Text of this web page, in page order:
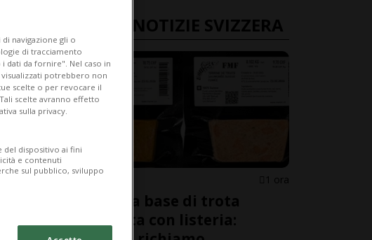
ULTIME NOTIZIE SVIZZERA
SVIZZERA 1 ora
Prodotti a base di trota
salmonata con listeria:
navigazione gli o
di tracciamento
dati da fornire". Nel caso in
potrebbero non
scelte o per revocare il
scelte avranno effetto
sulla privacy.
del dispositivo ai fini
e contenuti
sul pubblico, sviluppo